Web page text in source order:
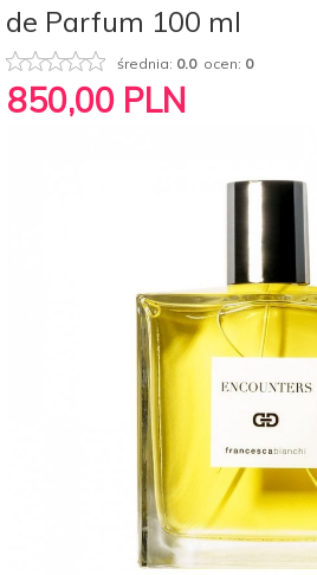
de Parfum 100 ml
średnia: 0.0ocen: 0
850,00 PLN